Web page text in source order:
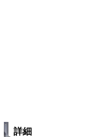
詳細